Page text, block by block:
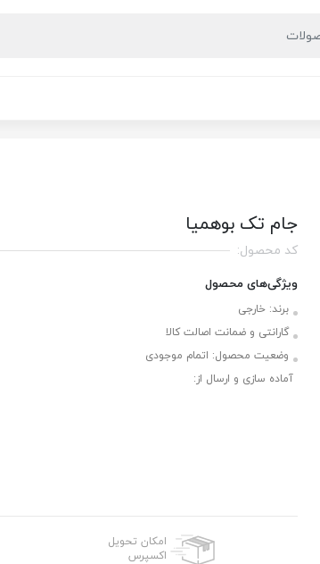
جام تک بوهمیا
کد محصول:
ویژگی‌های محصول
برند: خارجی
گارانتی و ضمانت اصالت کالا
وضعیت محصول: اتمام موجودی
آماده سازی و ارسال از:
امکان تحویل
اکسپرس